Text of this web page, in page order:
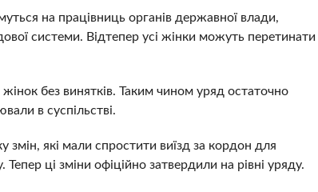
на працівниць органів державної влади,
системи. Відтепер усі жінки можуть перетинати
без винятків. Таким чином уряд остаточно
в суспільстві.
які мали спростити виїзд за кордон для
ці зміни офіційно затвердили на рівні уряду.